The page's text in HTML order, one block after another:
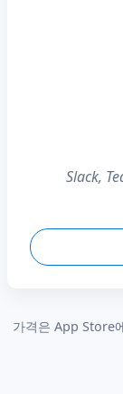
Slack,
가격은 App Store